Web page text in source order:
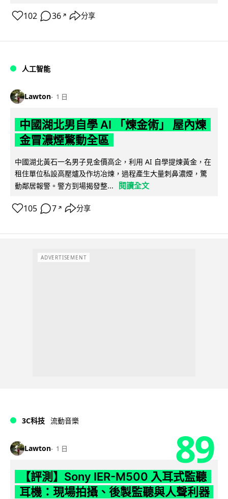
102 36 ↗ 分享
人工智能
Lawton 1 日
中國湖北男自學 AI 「煉金術」 屋內煉
金冒濃煙驚動全區
中國湖北黃石一名男子見金價高企，利用 AI 自學提煉黃金，在
租住單位私設高壓爐及作坊冶煉，過程產生大量刺鼻濃煙，驚
動鄰居報警。警方到場揭發整...
閱讀全文
105 7 ↗ 分享
ADVERTISEMENT
3C科技 流動音樂
Lawton 1 日 89
【評測】Sony IER-M500 入耳式監聽
耳機：現場拍攝、後製監聽與人聲利器